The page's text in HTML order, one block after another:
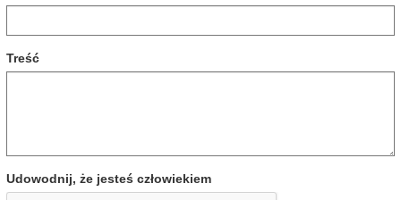
Treść
Udowodnij, że jesteś człowiekiem